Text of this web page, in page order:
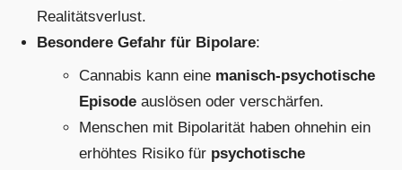
Realitätsverlust.
Besondere Gefahr für Bipolare:
Cannabis kann eine manisch-psychotische
Episode auslösen oder verschärfen.
Menschen mit Bipolarität haben ohnehin ein
erhöhtes Risiko für psychotische